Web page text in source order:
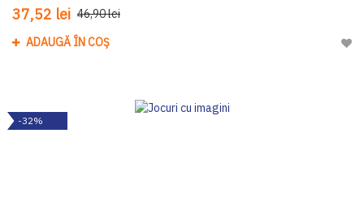
37,52 lei 46,90 lei
ADAUGĂ ÎN COȘ
-32%